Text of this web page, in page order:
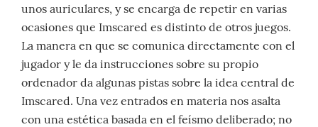
unos auriculares, y se encarga de repetir en varias
ocasiones que Imscared es distinto de otros juegos.
La manera en que se comunica directamente con el
jugador y le da instrucciones sobre su propio
ordenador da algunas pistas sobre la idea central de
Imscared. Una vez entrados en materia nos asalta
con una estética basada en el feísmo deliberado; no